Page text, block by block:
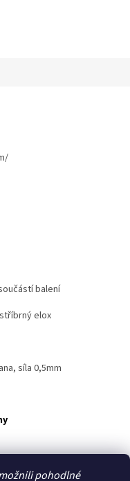
pohodlné
balení
elox
síla 0,5mm